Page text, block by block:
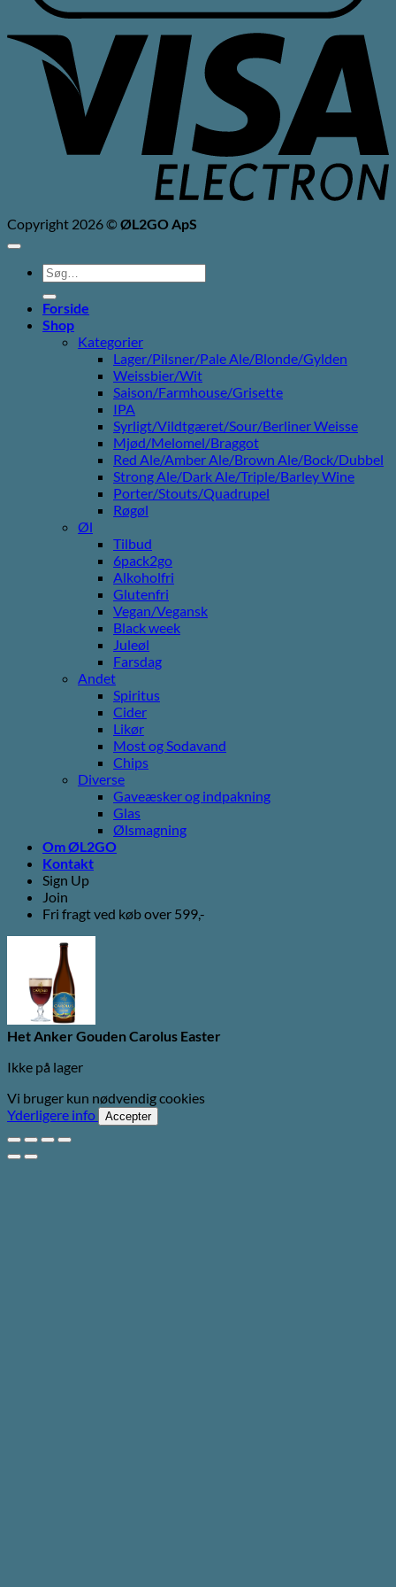
Copyright 2026 ©ØL2GO ApS
Søg
efter:
Forside
Shop
Kategorier
Lager/Pilsner/Pale Ale/Blonde/Gylden
Weissbier/Wit
Saison/Farmhouse/Grisette
IPA
Syrligt/Vildtgæret/Sour/Berliner Weisse
Mjød/Melomel/Braggot
Red Ale/Amber Ale/Brown Ale/Bock/Dubbel
Strong Ale/Dark Ale/Triple/Barley Wine
Porter/Stouts/Quadrupel
Røgøl
Øl
Tilbud
6pack2go
Alkoholfri
Glutenfri
Vegan/Vegansk
Black week
Juleøl
Farsdag
Andet
Spiritus
Cider
Likør
Most og Sodavand
Chips
Diverse
Gaveæsker og indpakning
Glas
Ølsmagning
Om ØL2GO
Kontakt
Sign Up
Join
Fri fragt ved køb over 599,-
Het Anker Gouden Carolus Easter
Ikke på lager
Vi bruger kun nødvendig cookies
Yderligere info
Accepter